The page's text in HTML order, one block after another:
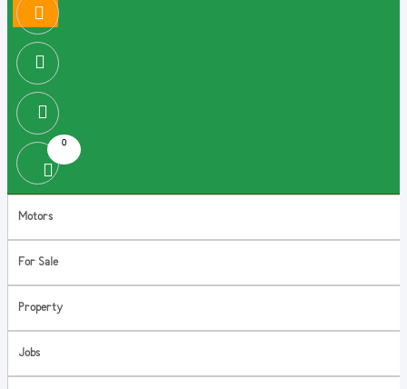
0
Motors
For Sale
Property
Jobs